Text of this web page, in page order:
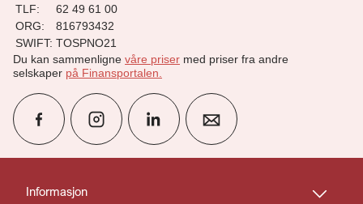
Informasjon
TLF:
62 49 61 00
ORG:
816793432
SWIFT: TOSPNO21
Du kan sammenligne våre priser med priser fra andre
selskaper på Finansportalen.